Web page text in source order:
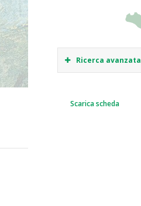
Ricerca avanzata
Scarica scheda